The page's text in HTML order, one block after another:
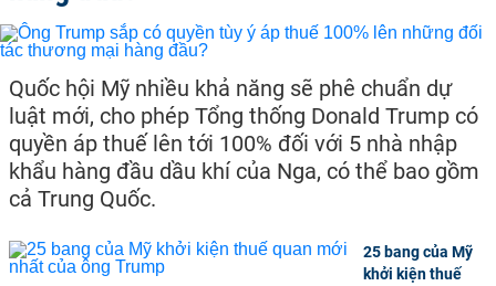
Quốc hội Mỹ nhiều khả năng sẽ phê chuẩn dự
luật mới, cho phép Tổng thống Donald Trump có
quyền áp thuế lên tới 100% đối với 5 nhà nhập
khẩu hàng đầu dầu khí của Nga, có thể bao gồm
cả Trung Quốc.
25 bang của Mỹ
khởi kiện thuế